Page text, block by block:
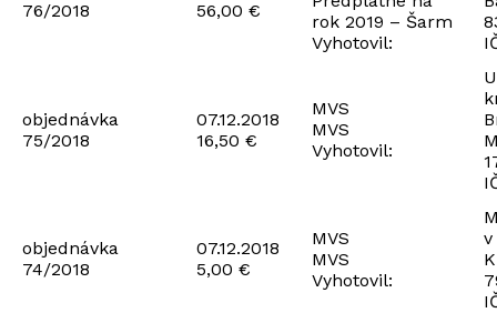
76/2018
56,00 €
rok 2019 – Šarm
Vyhotovil:
objednávka
75/2018
07.12.2018
16,50 €
MVS
MVS
Vyhotovil:
objednávka
74/2018
07.12.2018
5,00 €
MVS
MVS
Vyhotovil:
v